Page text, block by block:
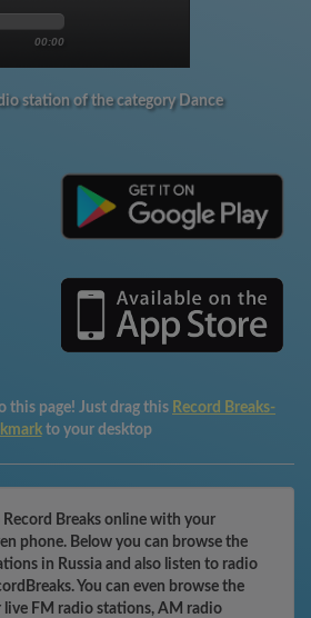
00:00
station of the category Dance
this page! Just drag this Record Breaks-
to your desktop
Record Breaks online with your
phone. Below you can browse the
in Russia and also listen to radio
You can even browse the
live FM radio stations, AM radio